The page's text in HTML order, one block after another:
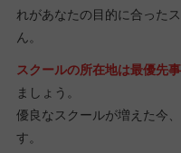
れがあなたの目的に合った
ん。
スクールの所在地は最優先
ましょう。
優良なスクールが増えた今
す。